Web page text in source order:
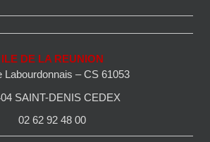
ILE DE LA REUNION
Labourdonnais – CS 61053
SAINT-DENIS CEDEX
02 62 92 48 00